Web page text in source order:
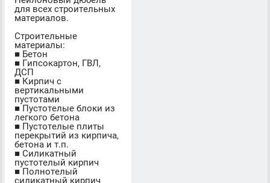
для всех строительных
материалов.
Строительные
материалы:
■ Бетон
■ Гипсокартон, ГВЛ,
ДСП
■ Кирпич с
вертикальными
пустотами
■ Пустотелые блоки из
легкого бетона
■ Пустотелые плиты
перекрытий из кирпича,
бетона и т.п.
■ Силикатный
пустотелый кирпич
■ Полнотелый
силикатный кирпич